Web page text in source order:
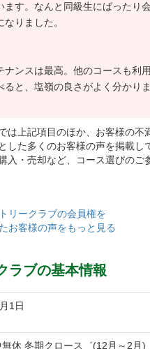
ます。なんと同級生にばったり会
りました。
ナンスは最高。他のコースも利
ると、塩嶺の良さがよく分かりま
は上記項目のほか、お客様の不
した多くのお客様の声を掲載し
入・売却など、コース選びのご
リークラブの会員権を
お客様の声をもっと見る
ラブの基本情報
1日
休 冬期クロース゛(12月～2月)